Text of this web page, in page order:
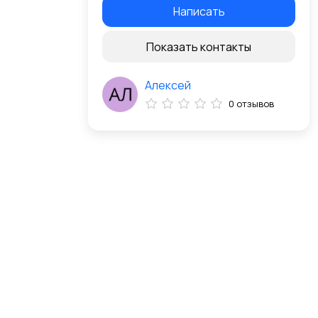
Написать
Показать контакты
Алексей
0 отзывов